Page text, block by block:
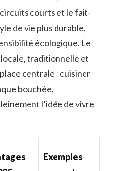
courts et le fait-
de vie plus durable,
écologique. Le
traditionnelle et
centrale : cuisiner
bouchée,
l’idée de vivre
Exemples